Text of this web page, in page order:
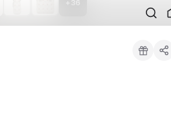
, 내부 마감을 확인하며, 상품당 평균 4~8장의 검
송비는 고객 부담이며, 상품 하자 시에는 무료입니다.
니백은 고급스러운 램스킨 소재로 섬세하게
+ 36